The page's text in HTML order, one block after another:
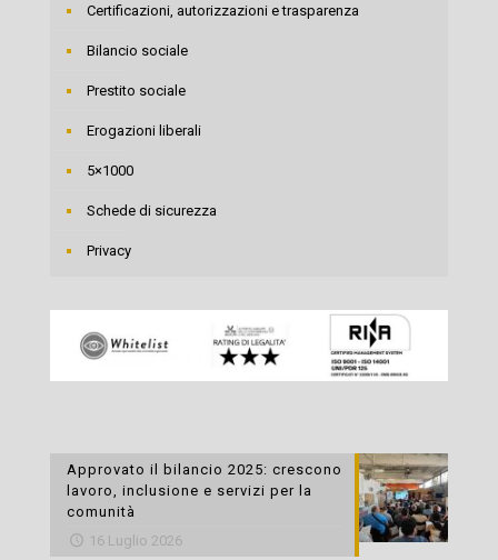
Certificazioni, autorizzazioni e trasparenza
Bilancio sociale
Prestito sociale
Erogazioni liberali
5×1000
Schede di sicurezza
Privacy
Approvato il bilancio 2025: crescono
lavoro, inclusione e servizi per la
comunità
16 Luglio 2026